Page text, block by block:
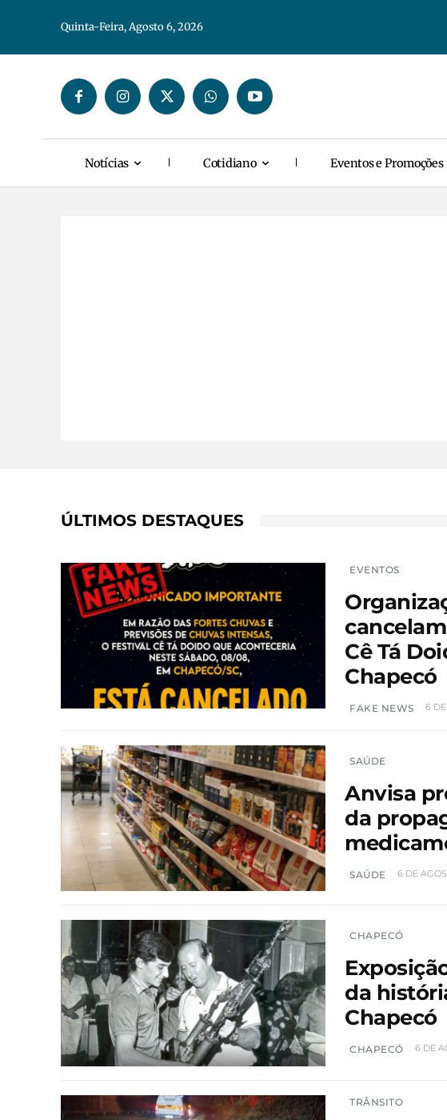
Quinta-Feira, Agosto 6, 2026
Notícias Cotidiano Eventos e Promoções
ÚLTIMOS DESTAQUES
EVENTOS
Cê Tá
Chapecó
FAKE NEWS 6
SAÚDE
Anvisa
da
SAÚDE 6 DE
CHAPECÓ
da
Chapecó
CHAPECÓ 6 DE
TRÂNSITO